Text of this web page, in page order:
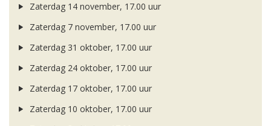
Zaterdag 14 november, 17.00 uur
Zaterdag 7 november, 17.00 uur
Zaterdag 31 oktober, 17.00 uur
Zaterdag 24 oktober, 17.00 uur
Zaterdag 17 oktober, 17.00 uur
Zaterdag 10 oktober, 17.00 uur